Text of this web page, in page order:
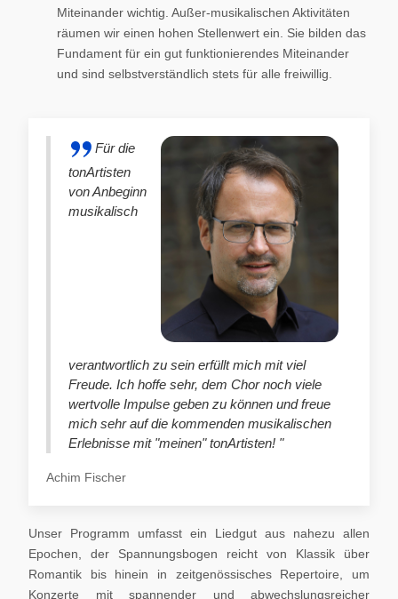
Miteinander wichtig. Außer-musikalischen Aktivitäten
räumen wir einen hohen Stellenwert ein. Sie bilden das
Fundament für ein gut funktionierendes Miteinander
und sind selbstverständlich stets für alle freiwillig.
Für die
tonArtisten
von Anbeginn
musikalisch
verantwortlich zu sein erfüllt mich mit viel
Freude. Ich hoffe sehr, dem Chor noch viele
wertvolle Impulse geben zu können und freue
mich sehr auf die kommenden musikalischen
Erlebnisse mit "meinen" tonArtisten! "
Achim Fischer
Unser Programm umfasst ein Liedgut aus nahezu allen
Epochen, der Spannungsbogen reicht von Klassik über
Romantik bis hinein in zeitgenössisches Repertoire, um
Konzerte mit spannender und abwechslungsreicher